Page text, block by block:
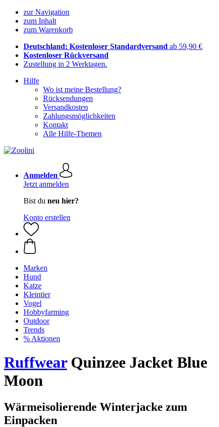
zur Navigation
zum Inhalt
zum Warenkorb
Deutschland: Kostenloser Standardversand ab 59,90 €
Kostenloser Rückversand
Zustellung in 2 Werktagen.
Hilfe
Wo ist meine Bestellung?
Rücksendungen
Versandkosten
Zahlungsmöglichkeiten
Kontakt
Alle Hilfe-Themen
Anmelden
Jetzt anmelden
Bist du neu hier?
Konto erstellen
Marken
Hund
Katze
Kleintier
Vogel
Hobbyfarming
Outdoor
Trends
% Aktionen
RuffwearQuinzee Jacket Blue
Moon
Wärmeisolierende Winterjacke zum
Einpacken